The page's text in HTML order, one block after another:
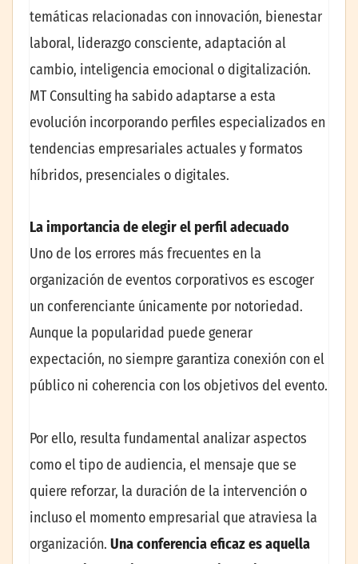
temáticas relacionadas con innovación, bienestar
laboral, liderazgo consciente, adaptación al
cambio, inteligencia emocional o digitalización.
MT Consulting ha sabido adaptarse a esta
evolución incorporando perfiles especializados en
tendencias empresariales actuales y formatos
híbridos, presenciales o digitales.
La importancia de elegir el perfil adecuado
Uno de los errores más frecuentes en la
organización de eventos corporativos es escoger
un conferenciante únicamente por notoriedad.
Aunque la popularidad puede generar
expectación, no siempre garantiza conexión con el
público ni coherencia con los objetivos del evento.
Por ello, resulta fundamental analizar aspectos
como el tipo de audiencia, el mensaje que se
quiere reforzar, la duración de la intervención o
incluso el momento empresarial que atraviesa la
organización. Una conferencia eficaz es aquella